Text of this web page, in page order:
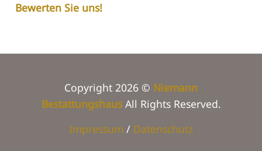
Bewerten Sie uns!
Copyright 2026 © Niemann
BestattungshausAll Rights Reserved.
Impressum / Datenschutz